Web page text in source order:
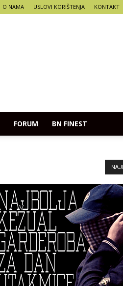
O NAMA USLOVI KORIŠTENJA KONTAKT
FORUM BN FINEST